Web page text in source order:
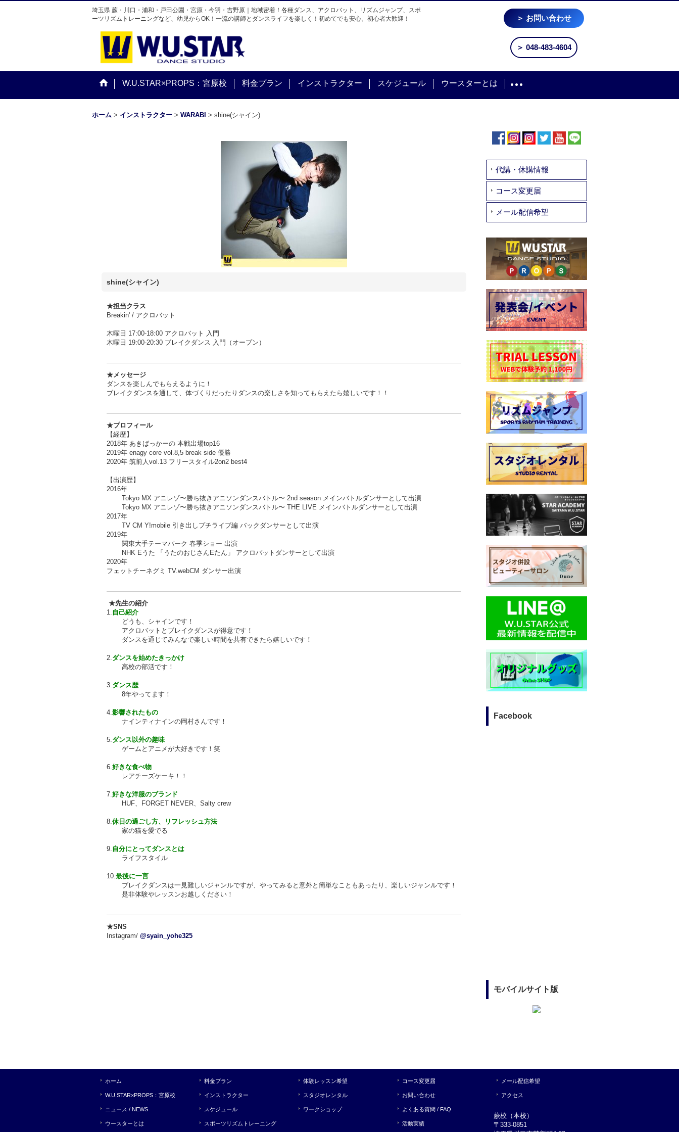
埼玉県 蕨・川口・浦和・戸田公園・宮原・今羽・吉野原｜地域密着！各種ダンス、アクロバット、リズムジャンプ、スポ
ーツリズムトレーニングなど、幼児からOK！一流の講師とダンスライフを楽しく！初めてでも安心。初心者大歓迎！
＞ お問い合わせ
＞ 048-483-4604
W.U.STAR×PROPS：宮原校 料金プラン インストラクター スケジュール ウースターとは
ホーム > インストラクター > WARABI > shine(シャイン)
shine(シャイン)
★担当クラス
Breakin' / アクロバット
木曜日 17:00-18:00 アクロバット 入門
木曜日 19:00-20:30 ブレイクダンス 入門（オープン）
★メッセージ
ダンスを楽しんでもらえるように！
ブレイクダンスを通して、体づくりだったりダンスの楽しさを知ってもらえたら嬉しいです！！
★プロフィール
【経歴】
2018年 あきばっかーの 本戦出場top16
2019年 enagy core vol.8,5 break side 優勝
2020年 筑前人vol.13 フリースタイル2on2 best4
【出演歴】
2016年
Tokyo MX アニレゾ〜勝ち抜きアニソンダンスバトル〜 2nd season メインバトルダンサーとして出演
Tokyo MX アニレゾ〜勝ち抜きアニソンダンスバトル〜 THE LIVE メインバトルダンサーとして出演
2017年
TV CM Y!mobile 引き出しプチライブ編 バックダンサーとして出演
2019年
関東大手テーマパーク 春季ショー 出演
NHK Eうた 「うたのおじさんEたん」 アクロバットダンサーとして出演
2020年
フェットチーネグミ TV.webCM ダンサー出演
★先生の紹介
1.自己紹介
どうも、シャインです！
アクロバットとブレイクダンスが得意です！
ダンスを通じてみんなで楽しい時間を共有できたら嬉しいです！
2.ダンスを始めたきっかけ
高校の部活です！
3.ダンス歴
8年やってます！
4.影響されたもの
ナインティナインの岡村さんです！
5.ダンス以外の趣味
ゲームとアニメが大好きです！笑
6.好きな食べ物
レアチーズケーキ！！
7.好きな洋服のブランド
HUF、FORGET NEVER、Salty crew
8.休日の過ごし方、リフレッシュ方法
家の猫を愛でる
9.自分にとってダンスとは
ライフスタイル
10.最後に一言
ブレイクダンスは一見難しいジャンルですが、やってみると意外と簡単なこともあったり、楽しいジャンルです！
是非体験やレッスンお越しください！
★SNS
Instagram/ @syain_yohe325
代講・休講情報
コース変更届
メール配信希望
Facebook
モバイルサイト版
ホーム
W.U.STAR×PROPS：宮原校
ニュース / NEWS
ウースターとは
料金プラン
インストラクター
スケジュール
スポーツリズムトレーニング
体験レッスン希望
スタジオレンタル
ワークショップ
コース変更届
お問い合わせ
よくある質問 / FAQ
活動実績
メール配信希望
アクセス
蕨校（本校）
〒333-0851